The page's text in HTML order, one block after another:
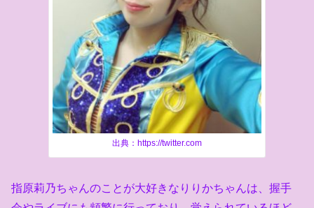
出典：https://twitter.com
指原莉乃ちゃんのことが大好きなりりかちゃんは、握手